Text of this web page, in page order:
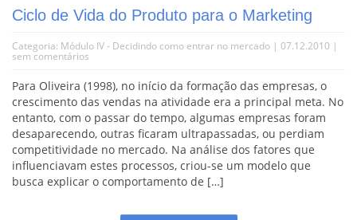
Ciclo de Vida do Produto para o Marketing
Categoria: Módulo IV - Decidindo como entrar no mercado | 07.12.2010 |
sem comentários
Para Oliveira (1998), no início da formação das empresas, o
crescimento das vendas na atividade era a principal meta. No
entanto, com o passar do tempo, algumas empresas foram
desaparecendo, outras ficaram ultrapassadas, ou perdiam
competitividade no mercado. Na análise dos fatores que
influenciavam estes processos, criou-se um modelo que
busca explicar o comportamento de […]